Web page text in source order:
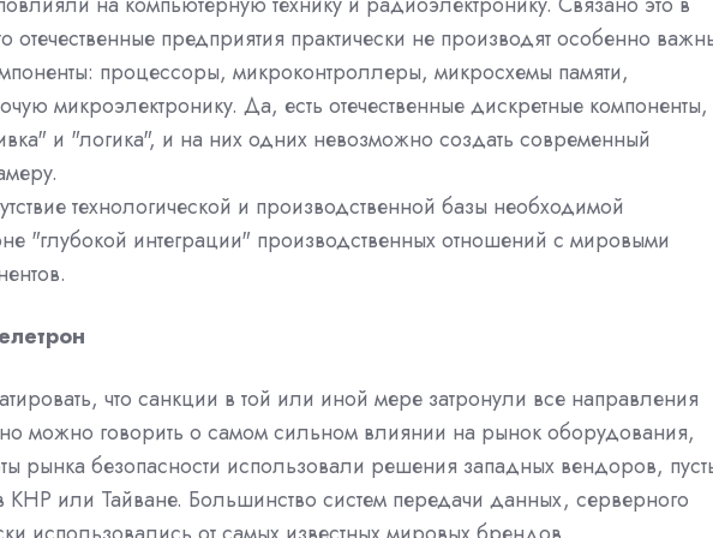
отечественные предприятия практически не производят особенно
процессоры, микроконтроллеры, микросхемы памяти,
микроэлектронику. Да, есть отечественные дискретные компоненты,
и "логика", и на них одних невозможно создать современный
технологической и производственной базы необходимой
"глубокой интеграции" производственных отношений с мировыми
что санкции в той или иной мере затронули все направления
можно говорить о самом сильном влиянии на рынок оборудования,
рынка безопасности использовали решения западных вендоров,
или Тайване. Большинство систем передачи данных, серверного